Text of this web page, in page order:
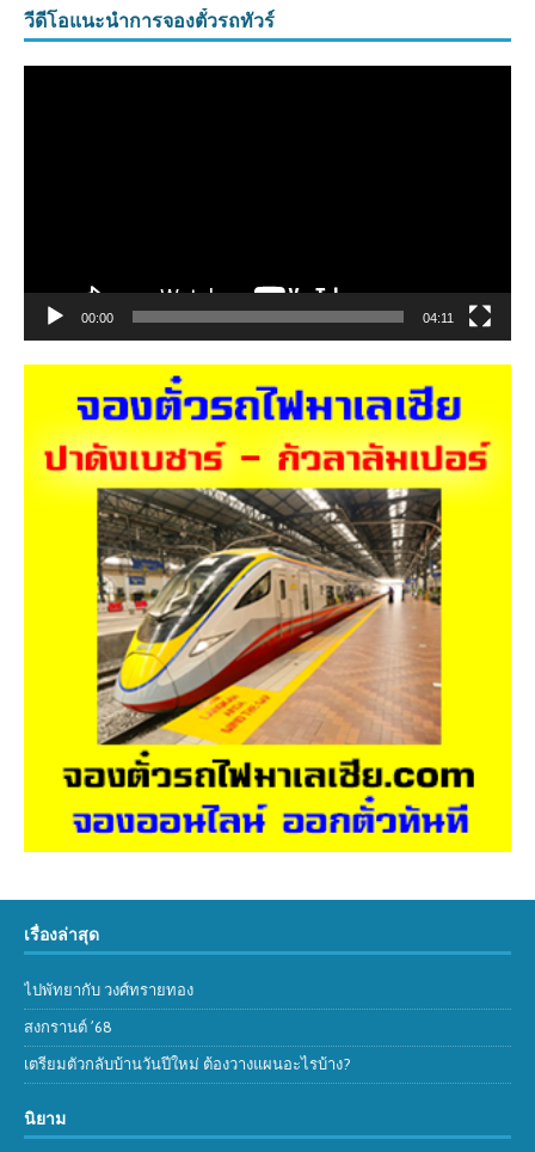
วีดีโอแนะนำการจองตั๋วรถทัวร์
00:00 04:11
เรื่องล่าสุด
ไปพัทยากับ วงศ์ทรายทอง
สงกรานต์ ’68
เตรียมตัวกลับบ้านวันปีใหม่ ต้องวางแผนอะไรบ้าง?
นิยาม